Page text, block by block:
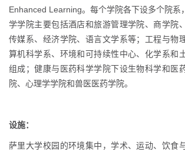
Enhanced Learning。每个学院各下设多个院系
学学院主要包括酒店和旅游管理学院、商学院
传媒系、经济学院、语言文学系等；工程与物
算机科学系、环境和可持续性中心、化学系和
组成；健康与医药科学学院下设生物科学和医
院、心理学学院和兽医医药学院。
设施：
萨里大学校园的环境集中，学术、运动、饮食